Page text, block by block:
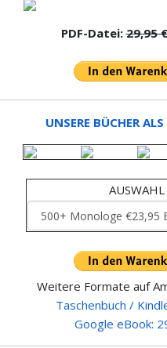
PDF-Datei:29,95 €
UNSERE BÜCHER
AUSWAHL
Weitere Formate auf
Taschenbuch /
Google eBook: